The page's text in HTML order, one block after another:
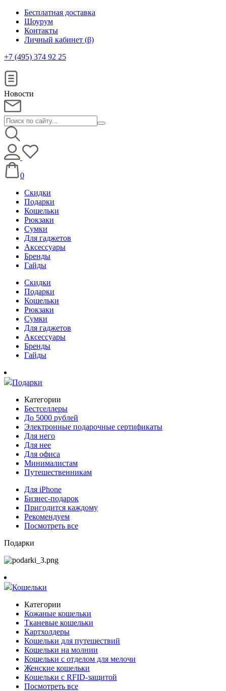
Бесплатная доставка
Шоурум
Контакты
Личный кабинет (β)
+7 (495) 374 92 25
Новости
0
Скидки
Подарки
Кошельки
Рюкзаки
Сумки
Для гаджетов
Аксессуары
Бренды
Гайды
Скидки
Подарки
Кошельки
Рюкзаки
Сумки
Для гаджетов
Аксессуары
Бренды
Гайды
Подарки
Категории
Бестселлеры
До 5000 рублей
Электронные подарочные сертификаты
Для него
Для нее
Для офиса
Минималистам
Путешественникам
Для iPhone
Бизнес-подарок
Пригодится каждому
Рекомендуем
Посмотреть все
Подарки
Кошельки
Категории
Кожаные кошельки
Тканевые кошельки
Картхолдеры
Кошельки для путешествий
Кошельки на молнии
Кошельки с отделом для мелочи
Женские кошельки
Кошельки с RFID-защитой
Посмотреть все